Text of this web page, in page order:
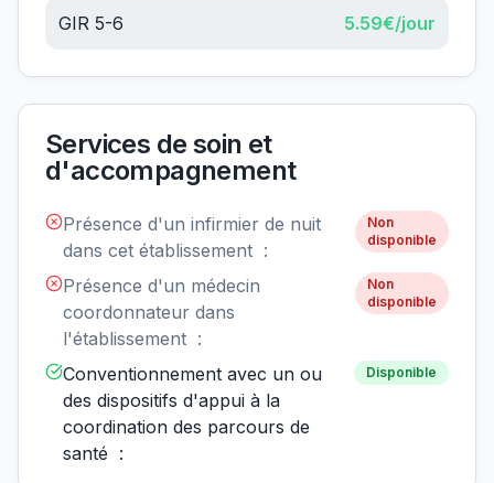
GIR 5-6 5.59€/jour
Services de soin et
d'accompagnement
Présence d'un infirmier de nuit
dans cet établissement :
Non
disponible
Présence d'un médecin
coordonnateur dans
l'établissement :
Non
disponible
Conventionnement avec un ou
des dispositifs d'appui à la
coordination des parcours de
santé :
Disponible